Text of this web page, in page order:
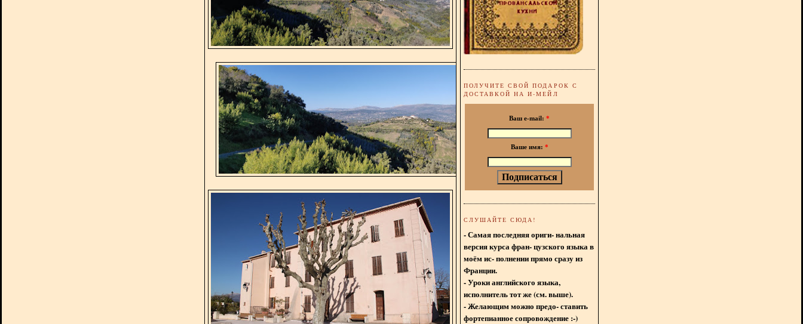
ПОЛУЧИТЕ СВОЙ ПОДАРОК С
ДОСТАВКОЙ НА И-МЕЙЛ
Ваш e-mail: *
Ваше имя: *
СЛУШАЙТЕ СЮДА!
- Самая последняя ориги- нальная
версия курса фран- цузского языка в
моём ис- полнении прямо сразу из
Франции.
- Уроки английского языка,
исполнитель тот же (см. выше).
- Желающим можно предо- ставить
фортепианное сопровождение :-)